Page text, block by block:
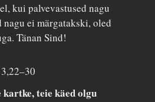
kui palvevastused nagu
ei märgatakski, oled
Tänan Sind!
kartke, teie käed olgu